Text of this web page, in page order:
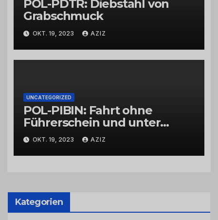
POL-PDTR: Diebstahl von
Grabschmuck
OKT. 19, 2023 AZIZ
UNCATEGORIZED
POL-PIBIN: Fahrt ohne
Führerschein und unter
Einfluss von Drogen
OKT. 19, 2023 AZIZ
Kategorien